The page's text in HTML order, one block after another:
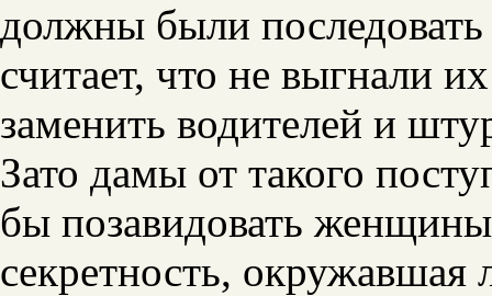
должны были
считает, что не выгнали
заменить водителей и
Зато дамы от такого
бы позавидовать
секретность,